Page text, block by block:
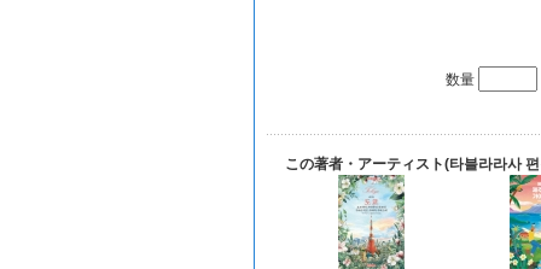
数量
この著者・アーティスト(타블라라사